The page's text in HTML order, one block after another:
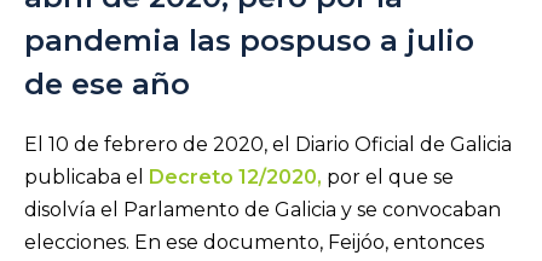
pandemia las pospuso a julio
de ese año
El 10 de febrero de 2020, el Diario Oficial de Galicia
publicaba el Decreto 12/2020, por el que se
disolvía el Parlamento de Galicia y se convocaban
elecciones. En ese documento, Feijóo, entonces